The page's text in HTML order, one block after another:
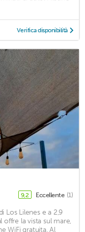
Verifica disponibilità
9,2 Eccellente (1)
Los Lilenes e a 2,9
offre la vista sul mare,
WiFi gratuita. Al